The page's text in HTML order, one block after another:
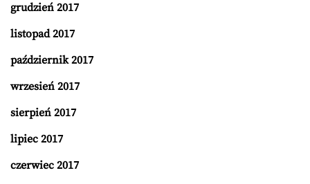
grudzień 2017
listopad 2017
październik 2017
wrzesień 2017
sierpień 2017
lipiec 2017
czerwiec 2017